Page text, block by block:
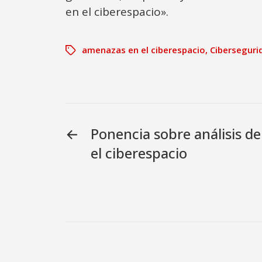
en el ciberespacio».
amenazas en el ciberespacio,
←
Ponencia sobre análisis
el ciberespacio